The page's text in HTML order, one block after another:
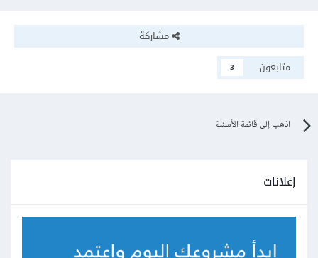
مشاركة
متابعون
3
اذهب إلى قائمة الأسئلة
إعلانات